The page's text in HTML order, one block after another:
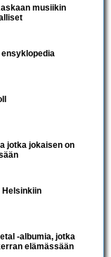
musiikin
jotka jokaisen on
Helsinkiin
-albumia, jotka
elämässään